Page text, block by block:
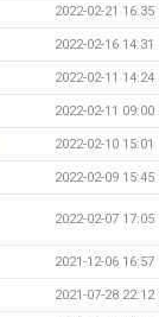
2022-02-21 16:35
2022-02-16 14:31
2022-02-11 14:24
2022-02-11 09:00
2022-02-10 15:01
2022-02-09 15:45
2022-02-07 17:05
2021-12-06 16:57
2021-07-28 22:12